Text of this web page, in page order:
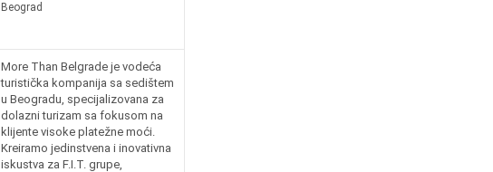
Beograd
More Than Belgrade je vodeća
turistička kompanija sa sedištem
u Beogradu, specijalizovana za
dolazni turizam sa fokusom na
klijente visoke platežne moći.
Kreiramo jedinstvena i inovativna
iskustva za F.I.T. grupe,